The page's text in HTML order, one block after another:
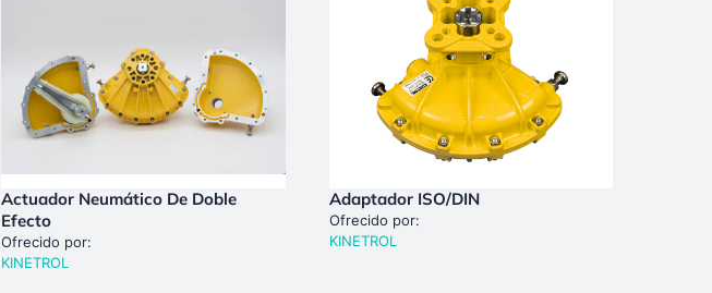
Actuador Neumático De Doble
Efecto
Ofrecido por:
KINETROL
Adaptador ISO/DIN
Ofrecido por:
KINETROL